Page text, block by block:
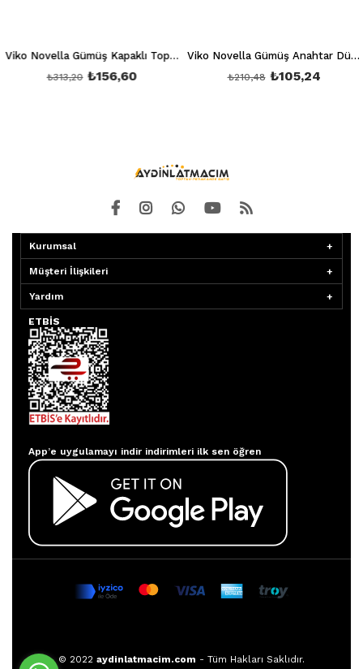
Viko Novella Gümüş Kapaklı Topraklı Priz Kapak + Mekanizma(Çerçeve Hariç)
₺156,60
₺313,20
Viko Novella Gümüş Anahtar Düğme + Mekanizma(Çerçeve Hariç)
₺105,24
₺210,48
Kurumsal
Müşteri İlişkileri
Yardım
ETBİS
App’e uygulamayı indir indirimleri ilk sen öğren
© 2022 aydinlatmacim.com - Tüm Hakları Saklıdır.